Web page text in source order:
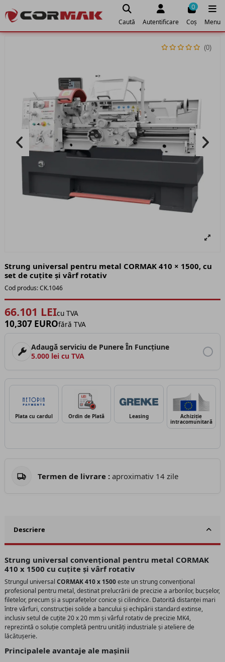
Caută Autentificare
0
Coș Menu
Strung universal pentru metal CORMAK 410 × 1500, cu
set de cuțite și vârf rotativ
(0)
Cod produs:CK.1046
66.101 LEIcu TVA
10,307 EUROfără TVA
Adaugă serviciu de Punere În Funcțiune
5.000 lei cu TVA
Plata cu cardul Ordin de Plată Leasing Achiziție
intracomunitară
Termen de livrare : aproximativ 14 zile
Descriere
Strung universal convențional pentru metal CORMAK
410 x 1500 cu cuțite și vârf rotativ
Strungul universal CORMAK 410 x 1500este un strung convențional
profesional pentru metal, destinat prelucrării de precizie a arborilor, bucșelor,
filetelor, precum și a suprafețelor conice și cilindrice. Datorită distanței mari
între vârfuri, construcției solide a bancului și echipării standard extinse,
inclusiv setul de cuțite 20 x 20 mm și vârful rotativ de precizie MK4,
reprezintă o soluție completă pentru unități industriale și ateliere de
lăcătușerie.
Principalele avantaje ale mașinii